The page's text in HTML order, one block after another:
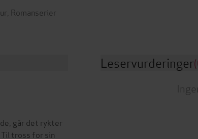
Romanserier
går det rykter
tross for sin
Leservurderinger